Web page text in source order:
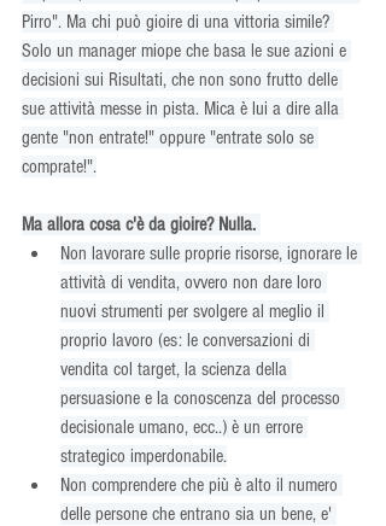
Pirro". Ma chi può gioire di una vittoria simile?
Solo un manager miope che basa le sue azioni e
decisioni sui Risultati, che non sono frutto delle
sue attività messe in pista. Mica è lui a dire alla
gente "non entrate!" oppure "entrate solo se
comprate!".
Ma allora cosa c'è da gioire? Nulla.
Non lavorare sulle proprie risorse, ignorare le
attività di vendita, ovvero non dare loro
nuovi strumenti per svolgere al meglio il
proprio lavoro (es: le conversazioni di
vendita col target, la scienza della
persuasione e la conoscenza del processo
decisionale umano, ecc..) è un errore
strategico imperdonabile.
Non comprendere che più è alto il numero
delle persone che entrano sia un bene, e'